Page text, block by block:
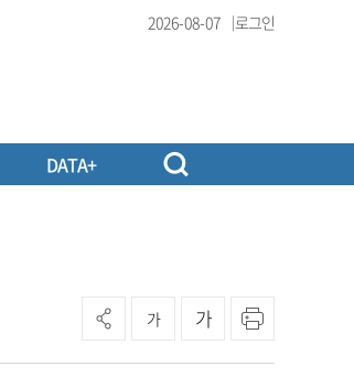
2026-08-07 로그인
DATA+
가 가